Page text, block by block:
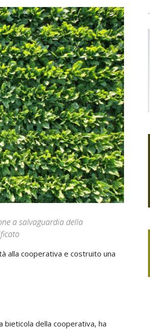
a salvaguardia della
alla cooperativa e costruito una
bieticola della cooperativa, ha